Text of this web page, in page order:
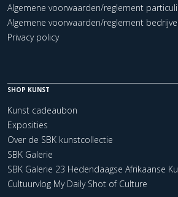
Algemene voorwaarden/reglement
Algemene voorwaarden/reglement
Privacy policy
SHOP KUNST
Kunst cadeaubon
Exposities
Over de SBK kunstcollectie
SBK Galerie
SBK Galerie 23 Hedendaagse Afrikaanse
Cultuurvlog My Daily Shot of Culture